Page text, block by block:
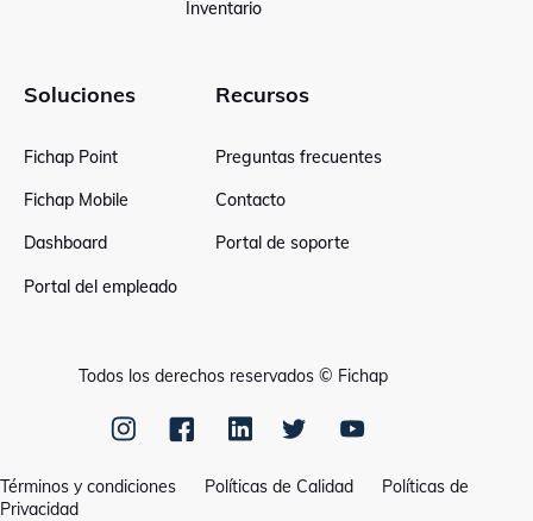
Inventario
Soluciones
Fichap Point
Fichap Mobile
Dashboard
Portal del empleado
Recursos
Preguntas frecuentes
Contacto
Portal de soporte
Todos los derechos reservados © Fichap
Términos y condiciones Políticas de Calidad Políticas de
Privacidad